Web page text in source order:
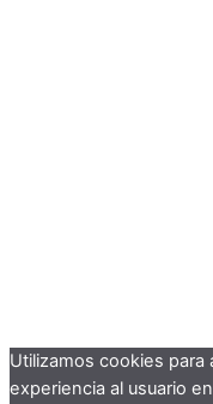
Utilizamos cookies para
experiencia al usuario